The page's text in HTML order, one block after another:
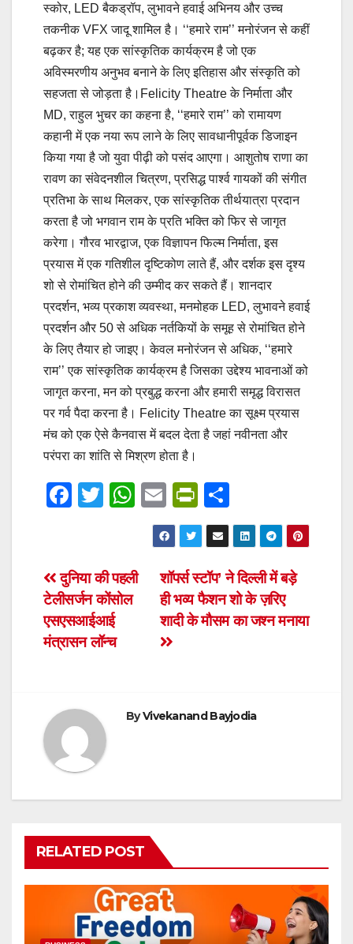
स्कोर, LED बैकड्रॉप, लुभावने हवाई अभिनय और उच्च
तकनीक VFX जादू शामिल है। ‘‘हमारे राम’’ मनोरंजन से कहीं
बढ़कर है; यह एक सांस्कृतिक कार्यक्रम है जो एक
अविस्मरणीय अनुभव बनाने के लिए इतिहास और संस्कृति को
सहजता से जोड़ता है।Felicity Theatre के निर्माता और
MD, राहुल भुचर का कहना है, ‘‘हमारे राम’’ को रामायण
कहानी में एक नया रूप लाने के लिए सावधानीपूर्वक डिजाइन
किया गया है जो युवा पीढ़ी को पसंद आएगा। आशुतोष राणा का
रावण का संवेदनशील चित्रण, प्रसिद्ध पार्श्व गायकों की संगीत
प्रतिभा के साथ मिलकर, एक सांस्कृतिक तीर्थयात्रा प्रदान
करता है जो भगवान राम के प्रति भक्ति को फिर से जागृत
करेगा। गौरव भारद्वाज, एक विज्ञापन फिल्म निर्माता, इस
प्रयास में एक गतिशील दृष्टिकोण लाते हैं, और दर्शक इस दृश्य
शो से रोमांचित होने की उम्मीद कर सकते हैं। शानदार
प्रदर्शन, भव्य प्रकाश व्यवस्था, मनमोहक LED, लुभावने हवाई
प्रदर्शन और 50 से अधिक नर्तकियों के समूह से रोमांचित होने
के लिए तैयार हो जाइए। केवल मनोरंजन से अधिक, ‘‘हमारे
राम’’ एक सांस्कृतिक कार्यक्रम है जिसका उद्देश्य भावनाओं को
जागृत करना, मन को प्रबुद्ध करना और हमारी समृद्ध विरासत
पर गर्व पैदा करना है। Felicity Theatre का सूक्ष्म प्रयास
मंच को एक ऐसे कैनवास में बदल देता है जहां नवीनता और
परंपरा का शांति से मिश्रण होता है।
F
e
b
o
o
T
er
W
at
s
E
m
ail
Pr
in
tF
ri
e
n
h
ar
e
Post
navigation
शॉपर्स स्टॉप’ ने दिल्ली में बड़े
ही भव्य फैशन शो के ज़रिए
शादी के मौसम का जश्न मनाया
दुनिया की पहली
टेलीसर्जन कोंसोल
एसएसआईआई
मंत्रासन लॉन्च
ByVivekanand Bayjodia
RELATED POST